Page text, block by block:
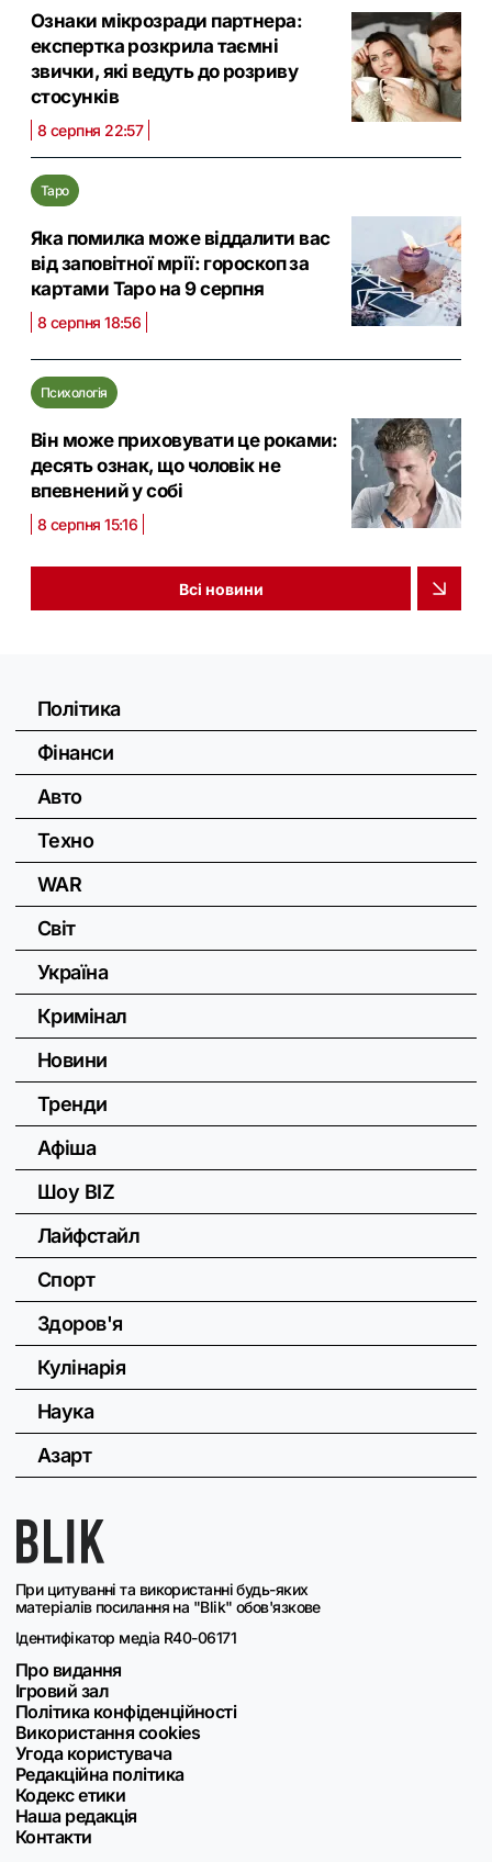
Ознаки мікрозради партнера:
експертка розкрила таємні
звички, які ведуть до розриву
стосунків
8 серпня 22:57
Таро
Яка помилка може віддалити вас
від заповітної мрії: гороскоп за
картами Таро на 9 серпня
8 серпня 18:56
Психологія
Він може приховувати це роками:
десять ознак, що чоловік не
впевнений у собі
8 серпня 15:16
Всі новини
При цитуванні та використанні будь-яких
матеріалів посилання на "Blik" обов'язкове
Ідентифікатор медіа R40-06171
Про видання
Ігровий зал
Політика конфіденційності
Використання cookies
Угода користувача
Редакційна політика
Кодекс етики
Наша редакція
Контакти
Політика
Фінанси
Авто
Техно
WAR
Світ
Україна
Кримінал
Новини
Тренди
Афіша
Шоу BIZ
Лайфстайл
Спорт
Здоров'я
Кулінарія
Наука
Азарт